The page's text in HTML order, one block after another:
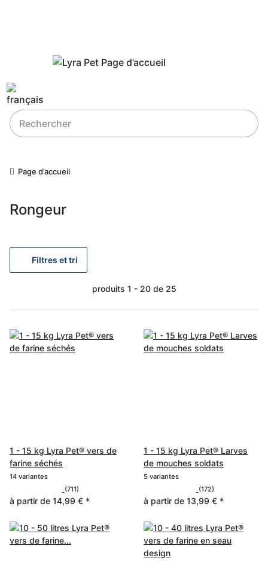
Page d’accueil
Rongeur
Filtres et tri
produits 1 - 20 de 25
1 - 15 kg Lyra Pet® vers de
farine séchés
14 variantes
(711)
à partir de 14,99 € *
1 - 15 kg Lyra Pet® Larves
de mouches soldats
5 variantes
(172)
à partir de 13,99 € *